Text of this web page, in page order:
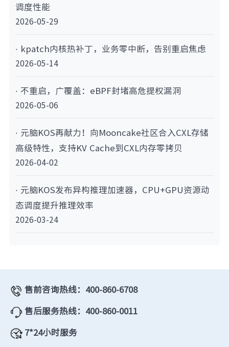
调度性能
2026-05-29
· kpatch内核热补丁，业务零中断，告别重启焦虑
2026-05-14
· 不重启，广覆盖：eBPF封堵高危提权漏洞
2026-05-06
· 元脑KOS再献力！向Mooncake社区合入CXL存储
高级特性，支持KV Cache到CXL内存零拷贝
2026-04-02
· 元脑KOS发布异构推理加速器，CPU+GPU资源动
态调度提升推理效率
2026-03-24
售前咨询热线：400-860-6708
售后服务热线：400-860-0011
7*24小时服务